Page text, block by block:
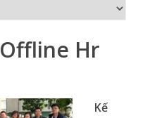
Offline Hr
Kế